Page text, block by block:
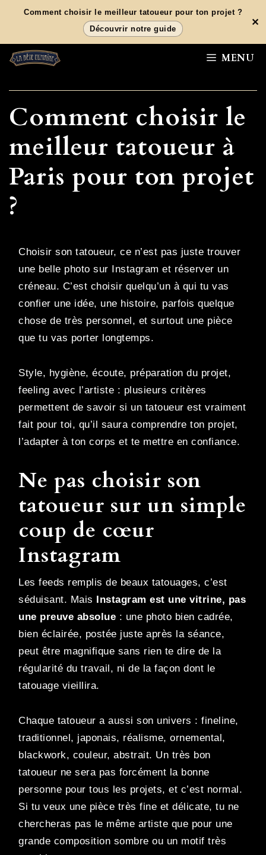
contenu
Comment choisir le meilleur tatoueur pour ton projet ?
Découvrir notre guide
✕
MENU
Comment choisir le
meilleur tatoueur à
Paris pour ton projet
?
Choisir son tatoueur, ce n’est pas juste trouver
une belle photo sur Instagram et réserver un
créneau. C’est choisir quelqu’un à qui tu vas
confier une idée, une histoire, parfois quelque
chose de très personnel, et surtout une pièce
que tu vas porter longtemps.
Style, hygiène, écoute, préparation du projet,
feeling avec l’artiste : plusieurs critères
permettent de savoir si un tatoueur est vraiment
fait pour toi, qu’il saura comprendre ton projet,
l’adapter à ton corps et te mettre en confiance.
Ne pas choisir son
tatoueur sur un simple
coup de cœur
Instagram
Les feeds remplis de beaux tatouages, c’est
séduisant. Mais
Instagram est une vitrine, pas
une preuve absolue : une photo bien cadrée,
bien éclairée, postée juste après la séance,
peut être magnifique sans rien te dire de la
régularité du travail, ni de la façon dont le
tatouage vieillira.
Chaque tatoueur a aussi son univers : fineline,
traditionnel, japonais, réalisme, ornemental,
blackwork, couleur, abstrait. Un très bon
tatoueur ne sera pas forcément la bonne
personne pour tous les projets, et c’est normal.
Si tu veux une pièce très fine et délicate, tu ne
chercheras pas le même artiste que pour une
grande composition sombre ou un motif très